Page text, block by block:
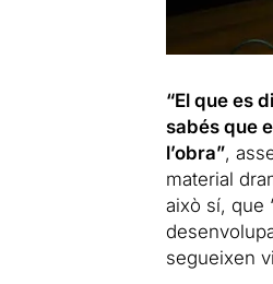
“El que es
sabés que
l’obra”,
material
això sí, que
segueixen